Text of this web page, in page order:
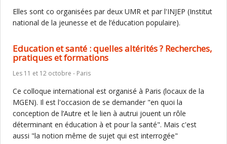
Elles sont co organisées par deux UMR et par l'INJEP (Institut
national de la jeunesse et de l’éducation populaire).
Education et santé : quelles altérités ? Recherches,
pratiques et formations
Les 11 et 12 octobre - Paris
Ce colloque international est organisé à Paris (locaux de la
MGEN). Il est l'occasion de se demander "en quoi la
conception de l’Autre et le lien à autrui jouent un rôle
déterminant en éducation à et pour la santé". Mais c'est
aussi "la notion même de sujet qui est interrogée"